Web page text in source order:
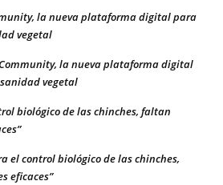
la nueva plataforma digital para
vegetal
la nueva plataforma digital
vegetal
biológico de las chinches, faltan
el control biológico de las chinches,
eficaces”